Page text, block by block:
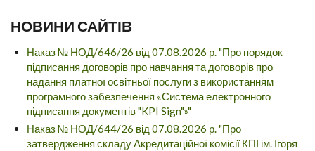
НОВИНИ САЙТІВ
Наказ № НОД/646/26 від 07.08.2026 р. "Про порядок
підписання договорів про навчання та договорів про
надання платної освітньої послуги з використанням
програмного забезпечення «Система електронного
підписання документів "KPI Sign"»"
Наказ № НОД/644/26 від 07.08.2026 р. "Про
затвердження складу Акредитаційної комісії КПІ ім. Ігоря